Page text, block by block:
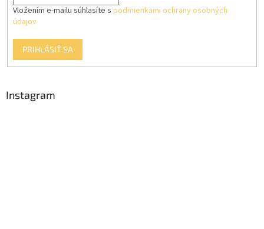
Vložením e-mailu súhlasíte s podmienkami ochrany osobných
údajov
PRIHLÁSIŤ SA
Instagram